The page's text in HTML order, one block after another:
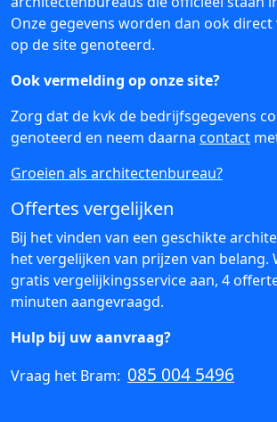
Onze gegevens worden dan ook direct
op de site genoteerd.
Ook vermelding op onze site?
Zorg dat de kvk de bedrijfsgegevens
genoteerd en neem daarna contact
Groeien als architectenbureau?
Offertes vergelijken
Bij het vinden van een geschikte
het vergelijken van prijzen van belang.
gratis vergelijkingsservice aan, 4
minuten aangevraagd.
Hulp bij uw aanvraag?
Vraag het Bram: 085 004 5496